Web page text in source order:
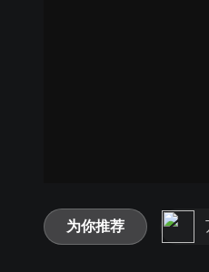
为你推荐